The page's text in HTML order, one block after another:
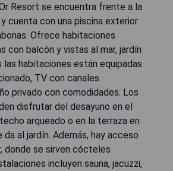
Resort se encuentra frente a la
cuenta con una piscina exterior
Ofrece habitaciones
con balcón y vistas al mar, jardín
las habitaciones están equipadas
TV con canales
privado con comodidades. Los
disfrutar del desayuno en el
arqueado o en la terraza en
al jardín. Además, hay acceso
donde se sirven cócteles
incluyen sauna, jacuzzi,